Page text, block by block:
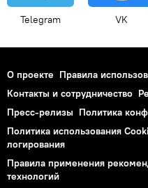
Telegram VK
О проекте Правила
Контакты и сотрудничество
Пресс-релизы Политика
Политика использования
логирования
Правила применения
технологий